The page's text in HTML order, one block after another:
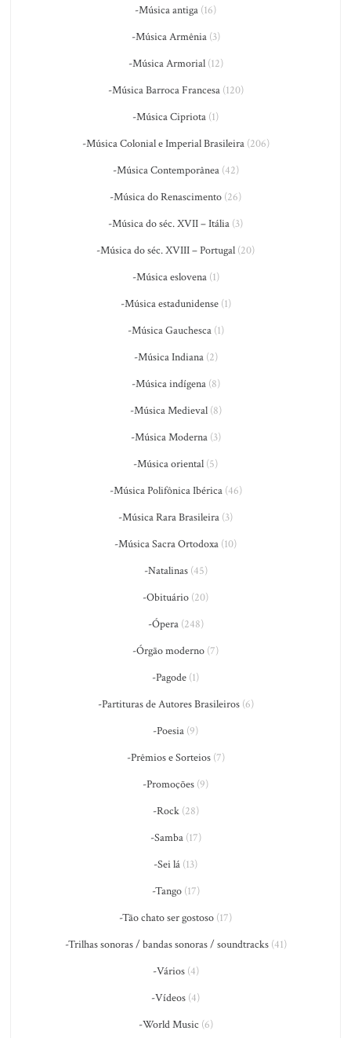
-Música antiga (16)
-Música Armênia(3)
-Música Armorial(12)
-Música Barroca Francesa(120)
-Música Cipriota (1)
-Música Colonial e Imperial Brasileira(206)
-Música Contemporânea(42)
-Música do Renascimento (26)
-Música do séc. XVII – Itália (3)
-Música do séc. XVIII – Portugal (20)
-Música eslovena(1)
-Música estadunidense(1)
-Música Gauchesca(1)
-Música Indiana(2)
-Música indígena(8)
-Música Medieval(8)
-Música Moderna(3)
-Música oriental (5)
-Música Polifônica Ibérica(46)
-Música Rara Brasileira (3)
-Música Sacra Ortodoxa (10)
-Natalinas(45)
-Obituário (20)
-Ópera(248)
-Órgão moderno (7)
-Pagode (1)
-Partituras de Autores Brasileiros(6)
-Poesia (9)
-Prêmios e Sorteios(7)
-Promoções (9)
-Rock(28)
-Samba(17)
-Sei lá (13)
-Tango(17)
-Tão chato ser gostoso (17)
-Trilhas sonoras / bandas sonoras / soundtracks(41)
-Vários(4)
-Vídeos (4)
-World Music (6)